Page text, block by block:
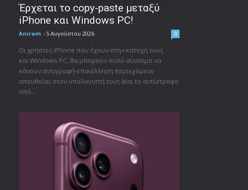
Έρχεται το copy-paste μεταξύ
iPhone και Windows PC!
Aniram - 5 Αυγούστου 2026 0
Οι χρήστες iPhone που έχουν στην κατοχή τους
και Windows PC, θα μπορούν πολύ σύντομα να
κάνουν αντιγραφή-επικόλληση περιεχόμενο
απευθείας στον υπολογιστή τους (και το αντίστροφο
από...